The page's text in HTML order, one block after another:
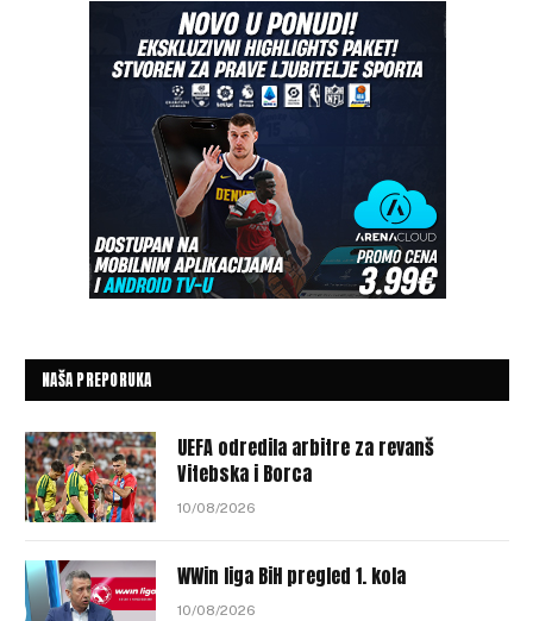
NAŠA PREPORUKA
UEFA odredila arbitre za revanš
Vitebska i Borca
10/08/2026
WWin liga BiH pregled 1. kola
10/08/2026